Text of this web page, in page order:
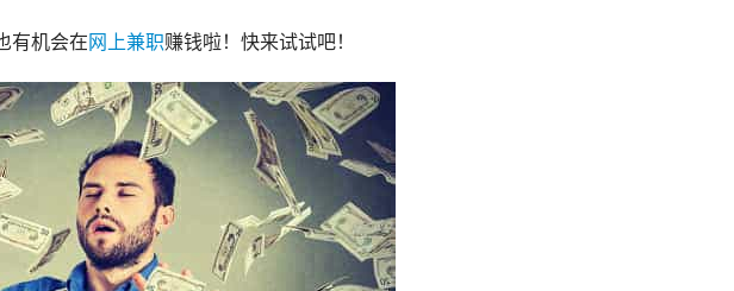
有机会在网上兼职赚钱啦！快来试试吧！